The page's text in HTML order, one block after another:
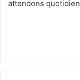
attendons